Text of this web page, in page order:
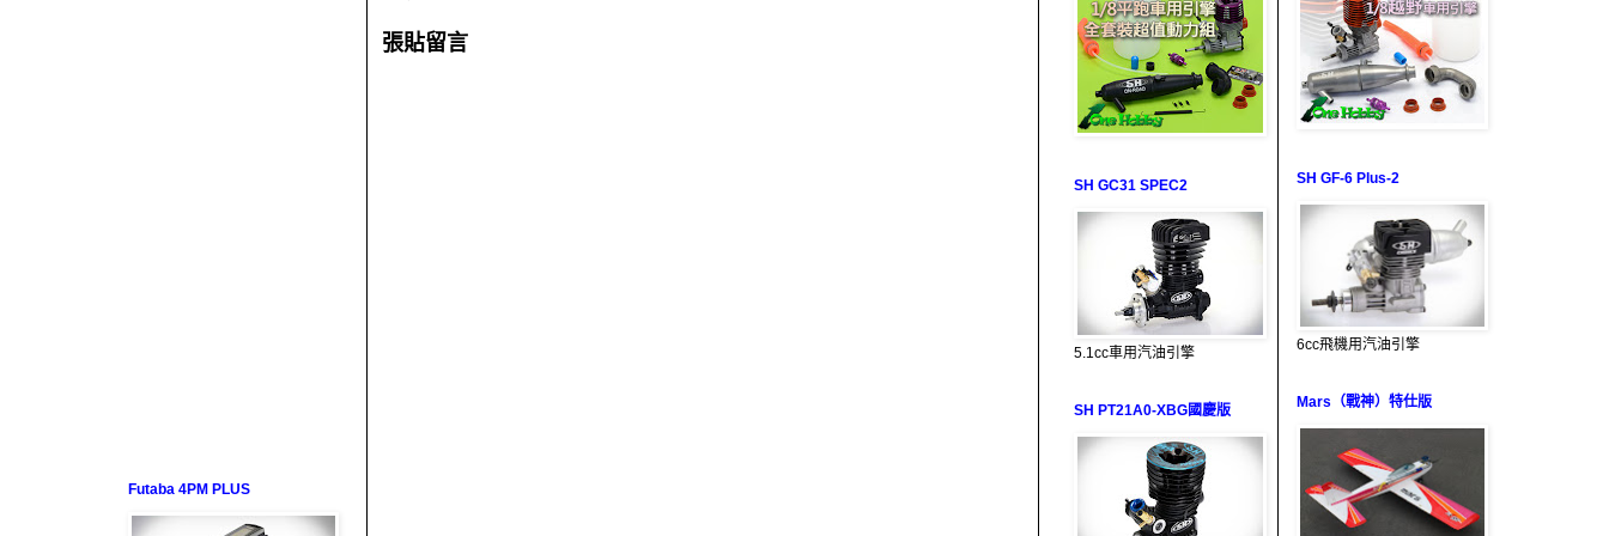
張貼留言
Futaba 4PM PLUS
SH GC31 SPEC2
5.1cc車用汽油引擎
SH PT21A0-XBG國慶版
SH GF-6 Plus-2
6cc飛機用汽油引擎
Mars（戰神）特仕版